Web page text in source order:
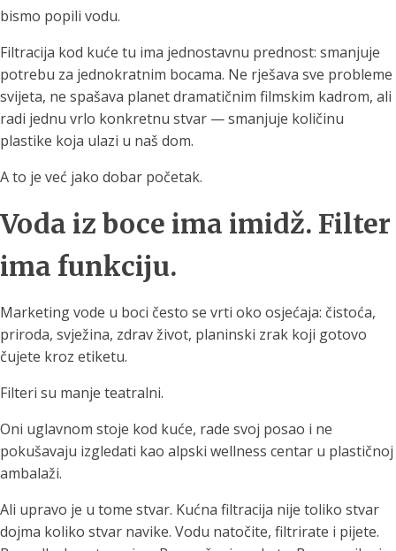
bismo popili vodu.
Filtracija kod kuće tu ima jednostavnu prednost: smanjuje
potrebu za jednokratnim bocama. Ne rješava sve probleme
svijeta, ne spašava planet dramatičnim filmskim kadrom, ali
radi jednu vrlo konkretnu stvar — smanjuje količinu
plastike koja ulazi u naš dom.
A to je već jako dobar početak.
Voda iz boce ima imidž. Filter
ima funkciju.
Marketing vode u boci često se vrti oko osjećaja: čistoća,
priroda, svježina, zdrav život, planinski zrak koji gotovo
čujete kroz etiketu.
Filteri su manje teatralni.
Oni uglavnom stoje kod kuće, rade svoj posao i ne
pokušavaju izgledati kao alpski wellness centar u plastičnoj
ambalaži.
Ali upravo je u tome stvar. Kućna filtracija nije toliko stvar
dojma koliko stvar navike. Vodu natočite, filtrirate i pijete.